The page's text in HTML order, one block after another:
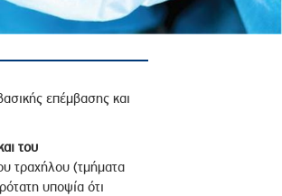
επέμβασης και
του
τραχήλου (τμήματα
υποψία ότι